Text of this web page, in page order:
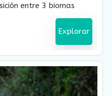
entre 3 biomas
y Amazonia. Camina
en lagunas cristalinas
Explorar